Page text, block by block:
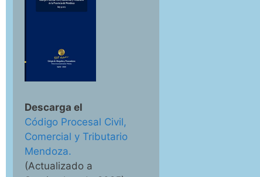
Descarga el
Código Procesal Civil,
Comercial y Tributario
Mendoza.
(Actualizado a